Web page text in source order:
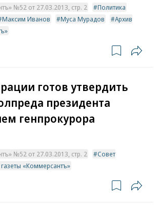
№52 от 27.03.2013, стр. 2
Политика
Максим Иванов Муса Мурадов
Архив
готов утвердить
президента
генпрокурора
№52 от 27.03.2013, стр. 2
Совет
«Коммерсантъ»